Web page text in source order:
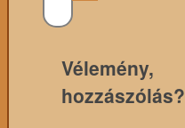
Vélemény,
hozzászólás?